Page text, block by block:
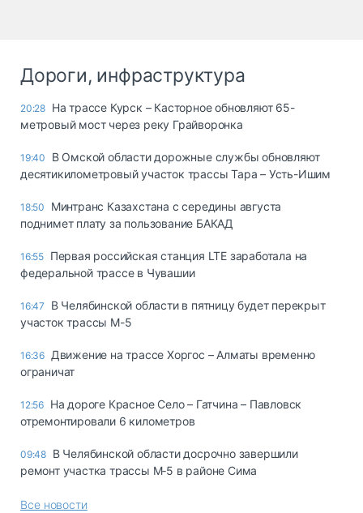
Дороги, инфраструктура
20:28 На трассе Курск – Касторное обновляют 65-
метровый мост через реку Грайворонка
19:40
В Омской области дорожные службы обновляют
десятикилометровый участок трассы Тара – Усть-Ишим
18:50
Минтранс Казахстана с середины августа
поднимет плату за пользование БАКАД
16:55 Первая российская станция LTE заработала на
федеральной трассе в Чувашии
16:47
В Челябинской области в пятницу будет перекрыт
участок трассы М-5
16:36 Движение на трассе Хоргос – Алматы временно
ограничат
12:56 На дороге Красное Село – Гатчина – Павловск
отремонтировали 6 километров
09:48 В Челябинской области досрочно завершили
ремонт участка трассы М‑5 в районе Сима
Все новости